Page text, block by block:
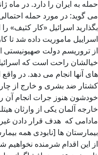
می گوید: در مورد حمله
بگذارید اسرائیل «کار کثیف»
اسراییل ماموریت داده شد تا
از تروریسم دولت صهیونیستی
خیالشان راحت است که
های آنها انجام می دهد. در
کشتار ضد بشری و خارج از
خودشون هنوز جرات انجام آن را
خارجه آلمان یکی از وارثان
مادامی که هدف قرار دادن
بیمارستان ها [نابودی همه
از این اقدام شرمنده